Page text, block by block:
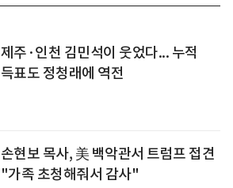
제주·인천 김민석이 웃었다... 누적
득표도 정청래에 역전
손현보 목사, 美 백악관서 트럼프 접견
"가족 초청해줘서 감사"